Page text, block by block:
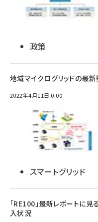
政策
地域マイクログリッドの最
2022年4月11日 0:00
スマートグリッド
「RE100」最新レポートに
入状況